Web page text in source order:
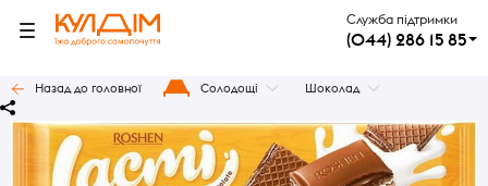
Служба підтримки
(044) 286 15 85
Назад до головної Солодощі Шоколад